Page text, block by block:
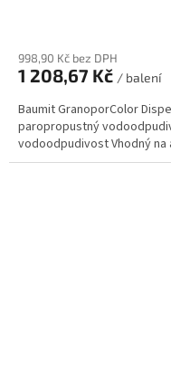
998,90 Kč bez DPH
1 208,67 Kč / balení
Baumit GranoporColor
paropropustný
vodoodpudivost Vhodný